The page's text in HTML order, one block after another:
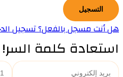
هل أنت مسجل بالفعل؟ تسجيل
استعادة كلمة السر!